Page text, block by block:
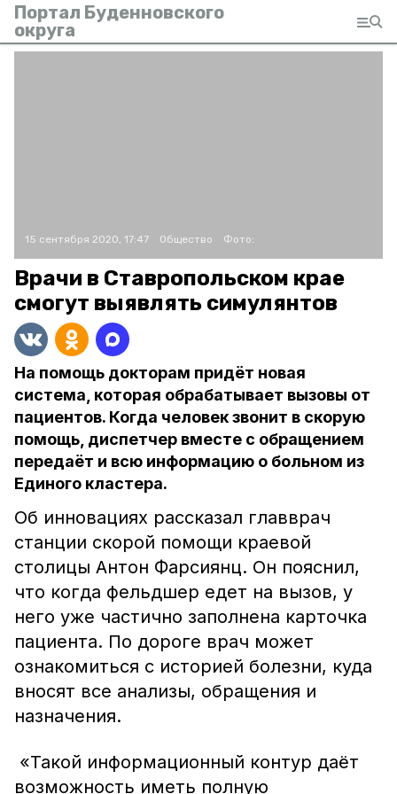
Портал Буденновского
округа
15 сентября 2020, 17:47 Общество Фото:
Врачи в Ставропольском крае
смогут выявлять симулянтов
На помощь докторам придёт новая
система, которая обрабатывает вызовы от
пациентов. Когда человек звонит в скорую
помощь, диспетчер вместе с обращением
передаёт и всю информацию о больном из
Единого кластера.
Об инновациях рассказал главврач
станции скорой помощи краевой
столицы Антон Фарсиянц. Он пояснил,
что когда фельдшер едет на вызов, у
него уже частично заполнена карточка
пациента. По дороге врач может
ознакомиться с историей болезни, куда
вносят все анализы, обращения и
назначения.
«Такой информационный контур даёт
возможность иметь полную